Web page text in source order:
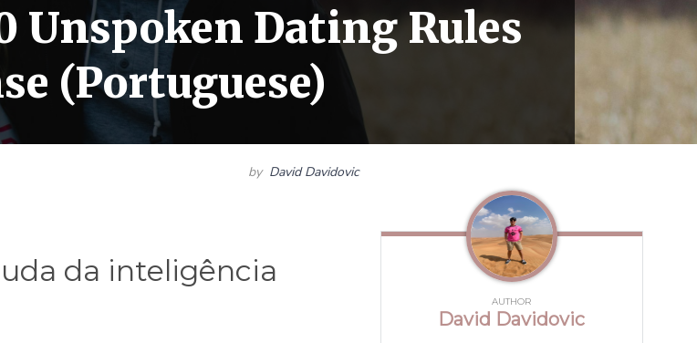
Unspoken Dating Rules
(Portuguese)
by David Davidovic
da inteligência
AUTHOR
David Davidovic